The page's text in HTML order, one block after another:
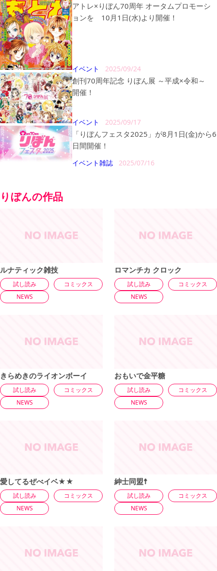
アトレ×りぼん70周年 オータムプロモーシ
ョンを 10月1日(水)より開催！
イベント 2025/09/24
創刊70周年記念 りぼん展 ～平成×令和～
開催！
イベント 2025/09/17
「りぼんフェスタ2025」が8月1日(金)から6
日間開催！
イベント雑誌 2025/07/16
りぼんの作品
ルナティック雑技
試し読み
コミックス
NEWS
ロマンチカ クロック
試し読み
コミックス
NEWS
きらめきのライオンボーイ
試し読み
コミックス
NEWS
おもいで金平糖
試し読み
コミックス
NEWS
愛してるぜべイベ★★
試し読み
コミックス
NEWS
紳士同盟☨
試し読み
コミックス
NEWS